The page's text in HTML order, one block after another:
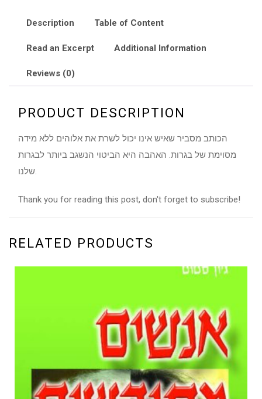
Description Table of Content
Read an Excerpt Additional Information
Reviews (0)
PRODUCT DESCRIPTION
הכותב מסביר שאיש אינו יכול לשרת את אלוהים ללא מידה
מסוימת של בגרות. האהבה היא הביטוי הנשגב ביותר לבגרות
Thank you for reading this post, don't forget to subscribe!
RELATED PRODUCTS